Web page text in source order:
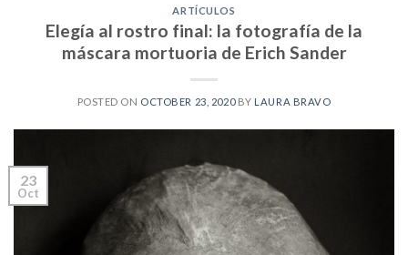
ARTÍCULOS
Elegía al rostro final: la fotografía de la
máscara mortuoria de Erich Sander
POSTED ON OCTOBER 23, 2020BY LAURA BRAVO
23
Oct